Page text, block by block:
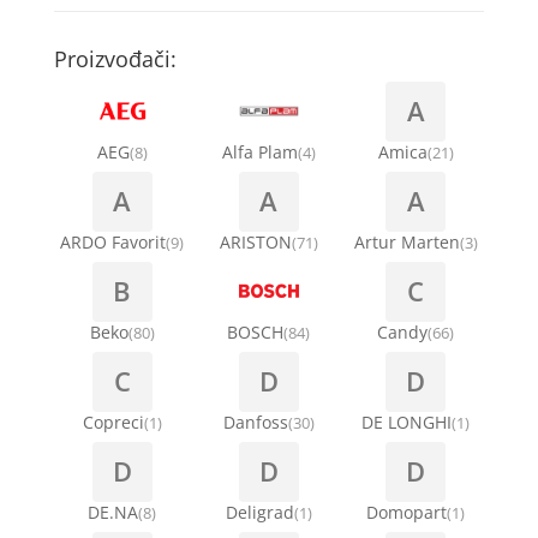
Ručice za vrata za veš mašinu
Šarke za veš mašine
Stakla i okviri vrata za veš mašinu
Termostati i hidrostati za veš mašine
Točkići za sudo mašine
Kompresori za klima uređaje
Kondenz creva
Nosači za klimu
Ostali materijal za montažu klima uređaja
Proizvođači:
AEG(8) Alfa Plam(4)
A
Amica(21)
A
ARDO Favorit(9)
A
ARISTON(71)
A
Artur Marten(3)
B
Beko(80) BOSCH(84)
C
Candy(66)
C
Copreci(1)
D
Danfoss(30)
D
DE LONGHI(1)
D
DE.NA(8)
D
Deligrad(1)
D
Domopart(1)